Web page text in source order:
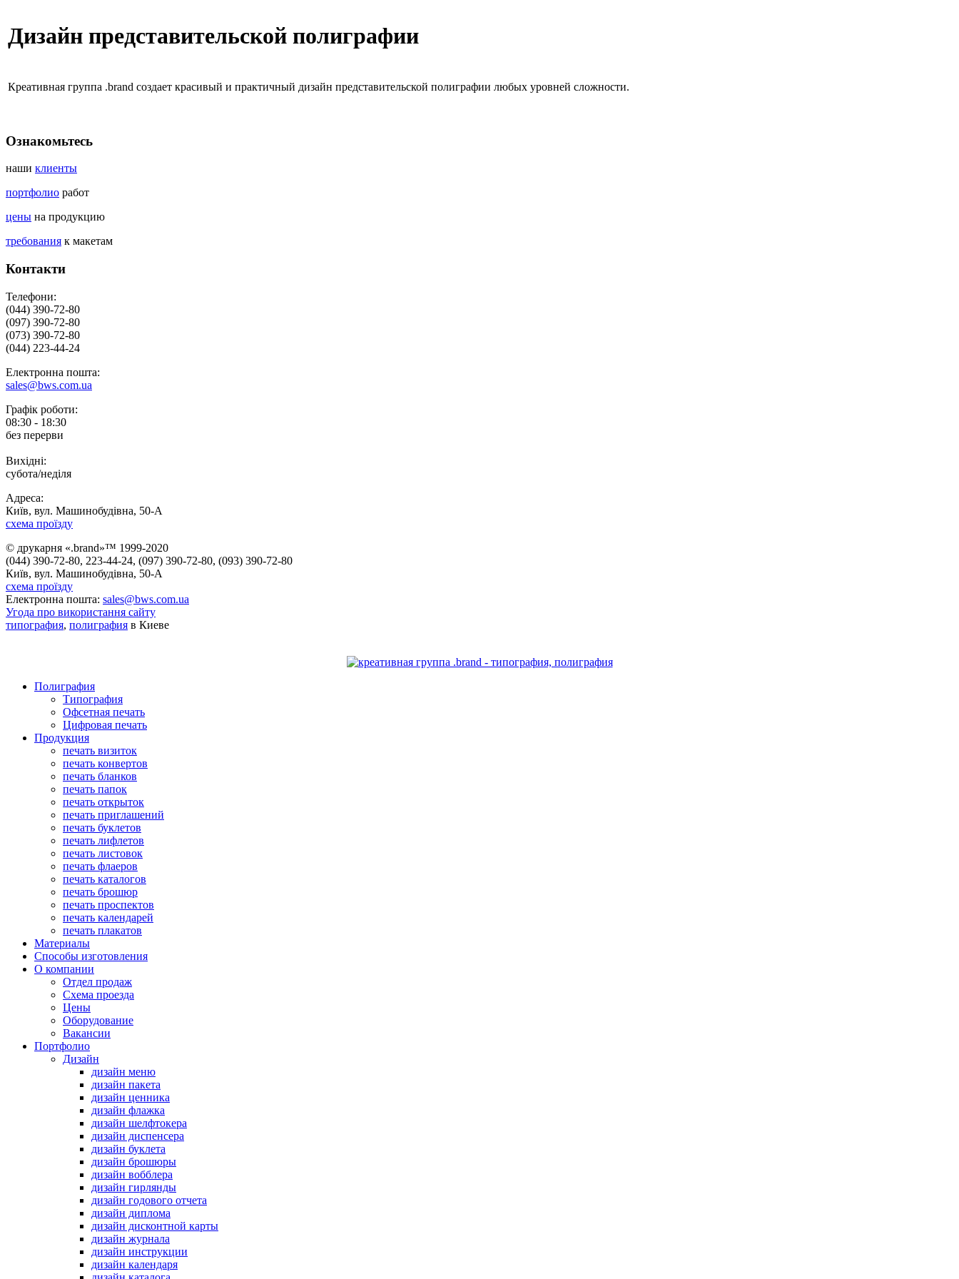
Дизайн представительской полиграфии
Креативная группа .brand создает красивый и практичный дизайн представительской полиграфии любых уровней сложности.
Ознакомьтесь
наши клиенты
портфолио работ
цены на продукцию
требования к макетам
Контакти
Телефони:
(044) 390-72-80
(097) 390-72-80
(073) 390-72-80
(044) 223-44-24
Електронна пошта:
sales@bws.com.ua
Графік роботи:
08:30 - 18:30
без перерви
Вихідні:
субота/неділя
Адреса:
Київ, вул. Машинобудівна, 50-А
схема проїзду
© друкарня «.brand»™ 1999-2020
(044) 390-72-80, 223-44-24, (097) 390-72-80, (093) 390-72-80
Київ, вул. Машинобудівна, 50-А
схема проїзду
Електронна пошта: sales@bws.com.ua
Угода про використання сайту
типография, полиграфия в Киеве
Полиграфия
Типография
Офсетная печать
Цифровая печать
Продукция
печать визиток
печать конвертов
печать бланков
печать папок
печать открыток
печать приглашений
печать буклетов
печать лифлетов
печать листовок
печать флаеров
печать каталогов
печать брошюр
печать проспектов
печать календарей
печать плакатов
Материалы
Способы изготовления
О компании
Отдел продаж
Схема проезда
Цены
Оборудование
Вакансии
Портфолио
Дизайн
дизайн меню
дизайн пакета
дизайн ценника
дизайн флажка
дизайн шелфтокера
дизайн диспенсера
дизайн буклета
дизайн брошюры
дизайн вобблера
дизайн гирлянды
дизайн годового отчета
дизайн диплома
дизайн дисконтной карты
дизайн журнала
дизайн инструкции
дизайн календаря